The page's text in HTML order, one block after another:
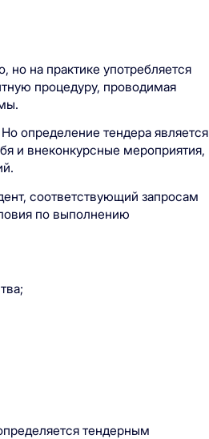
но на практике употребляется
процедуру, проводимая
определение тендера является
и внеконкурсные мероприятия,
соответствующий запросам
по выполнению
тендерным